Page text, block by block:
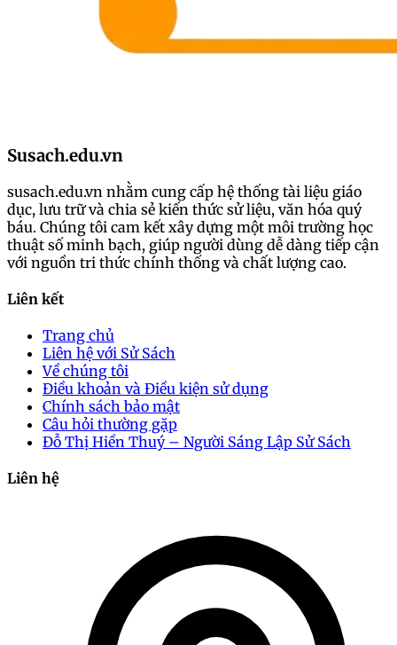
Susach.edu.vn
susach.edu.vn nhằm cung cấp hệ thống tài liệu giáo
dục, lưu trữ và chia sẻ kiến thức sử liệu, văn hóa quý
báu. Chúng tôi cam kết xây dựng một môi trường học
thuật số minh bạch, giúp người dùng dễ dàng tiếp cận
với nguồn tri thức chính thống và chất lượng cao.
Liên kết
Trang chủ
Liên hệ với Sử Sách
Về chúng tôi
Điều khoản và Điều kiện sử dụng
Chính sách bảo mật
Câu hỏi thường gặp
Đỗ Thị Hiền Thuý – Người Sáng Lập Sử Sách
Liên hệ